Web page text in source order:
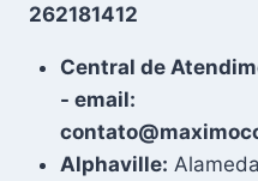
262181412
Central de
- email:
Alphaville: